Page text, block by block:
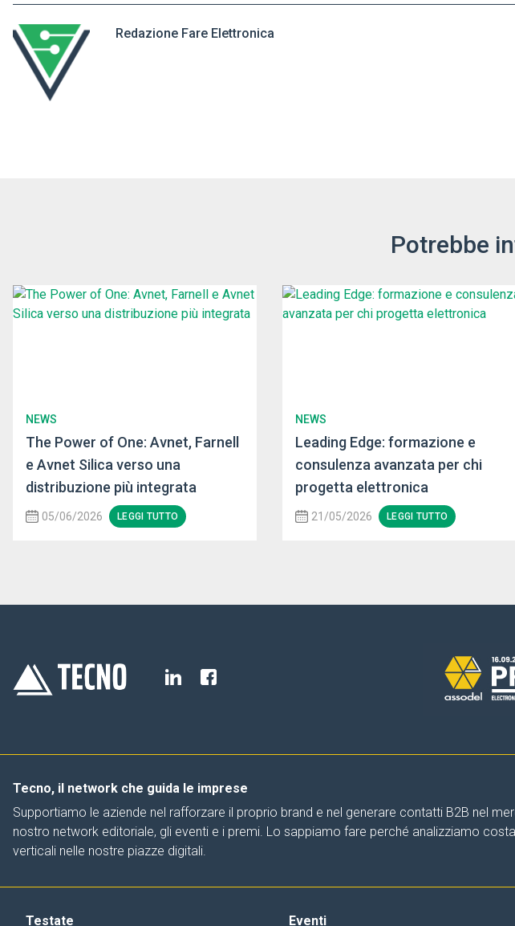
Redazione Fare Elettronica
Potrebbe
NEWS
The Power of One: Avnet, Farnell
e Avnet Silica verso una
distribuzione più integrata
05/06/2026 LEGGI TUTTO
NEWS
Leading Edge: formazione e
consulenza avanzata per chi
progetta elettronica
21/05/2026 LEGGI TUTTO
Tecno, il network che guida le imprese
Supportiamo le aziende nel rafforzare il proprio brand e nel generare contatti B2B nel
nostro network editoriale, gli eventi e i premi. Lo sappiamo fare perché analizziamo
verticali nelle nostre piazze digitali.
Testate Eventi